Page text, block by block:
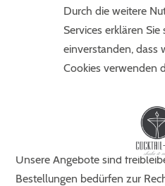
Durch die weitere
Services erklären
einverstanden, dass
Cookies verwenden
werden. Mit der Bestellung,
Entgegennahme der Waren
diese Bedingungen als
diesen Geschäftsbedingungen
vom Verkäufer schriftlich
§ 2. Preise und
Unsere Angebote sind
Bestellungen bedürfen zur